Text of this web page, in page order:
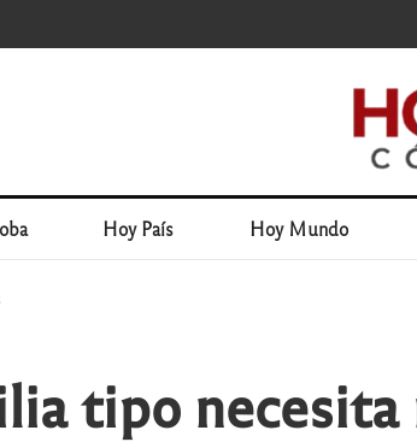
Hoy País Hoy Mundo
tipo necesita